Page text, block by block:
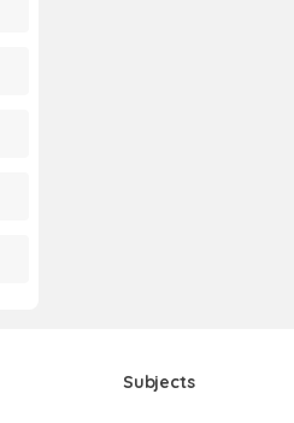
Subjects